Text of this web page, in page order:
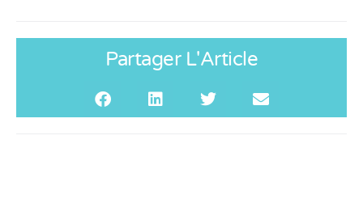
Partager L'Article